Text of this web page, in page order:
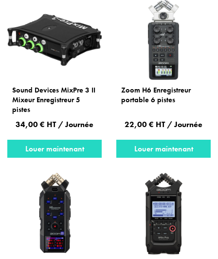
Sound Devices MixPre 3 II
Mixeur Enregistreur 5
pistes
34,00 € HT / Journée
Louer maintenant
Zoom H6 Enregistreur
portable 6 pistes
22,00 € HT / Journée
Louer maintenant